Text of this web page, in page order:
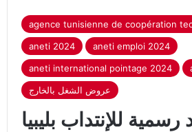
agence tunisienne de coopération
aneti 2024
aneti emploi 2024
aneti international pointage 2024
عروض الشغل بالخارج
للإنتداب بليبيا